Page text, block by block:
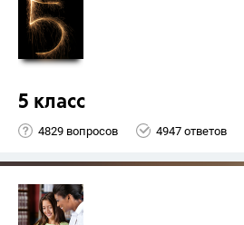
5 класс
4829 вопросов 4947 ответов